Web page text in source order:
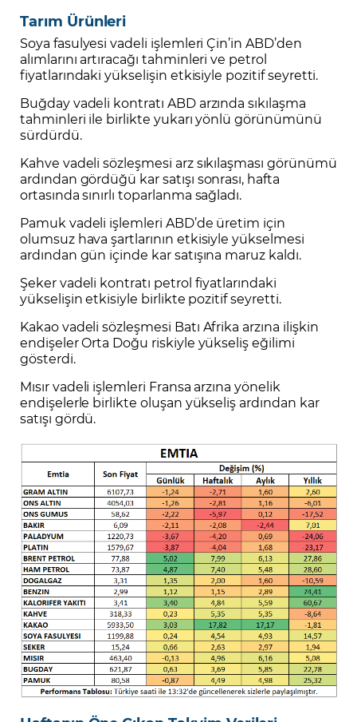
Tarım Ürünleri
Soya fasulyesi vadeli işlemleri Çin’in ABD’den
alımlarını artıracağı tahminleri ve petrol
fiyatlarındaki yükselişin etkisiyle pozitif seyretti.
Buğday vadeli kontratı ABD arzında sıkılaşma
tahminleri ile birlikte yukarı yönlü görünümünü
sürdürdü.
Kahve vadeli sözleşmesi arz sıkılaşması görünümü
ardından gördüğü kar satışı sonrası, hafta
ortasında sınırlı toparlanma sağladı.
Pamuk vadeli işlemleri ABD’de üretim için
olumsuz hava şartlarının etkisiyle yükselmesi
ardından gün içinde kar satışına maruz kaldı.
Şeker vadeli kontratı petrol fiyatlarındaki
yükselişin etkisiyle birlikte pozitif seyretti.
Kakao vadeli sözleşmesi Batı Afrika arzına ilişkin
endişeler Orta Doğu riskiyle yükseliş eğilimi
gösterdi.
Mısır vadeli işlemleri Fransa arzına yönelik
endişelerle birlikte oluşan yükseliş ardından kar
satışı gördü.